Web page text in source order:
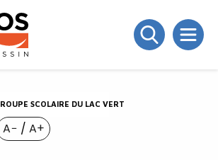
SCOLAIRE DU LAC VERT
A− / A+